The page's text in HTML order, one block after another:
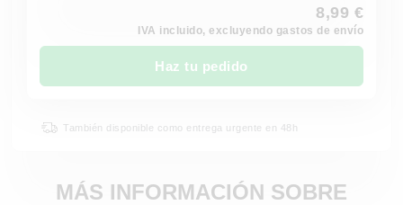
8,99 €
IVA incluido, excluyendo gastos de envío
Haz tu pedido
También disponible como entrega urgente en 48h
MÁS INFORMACIÓN SOBRE